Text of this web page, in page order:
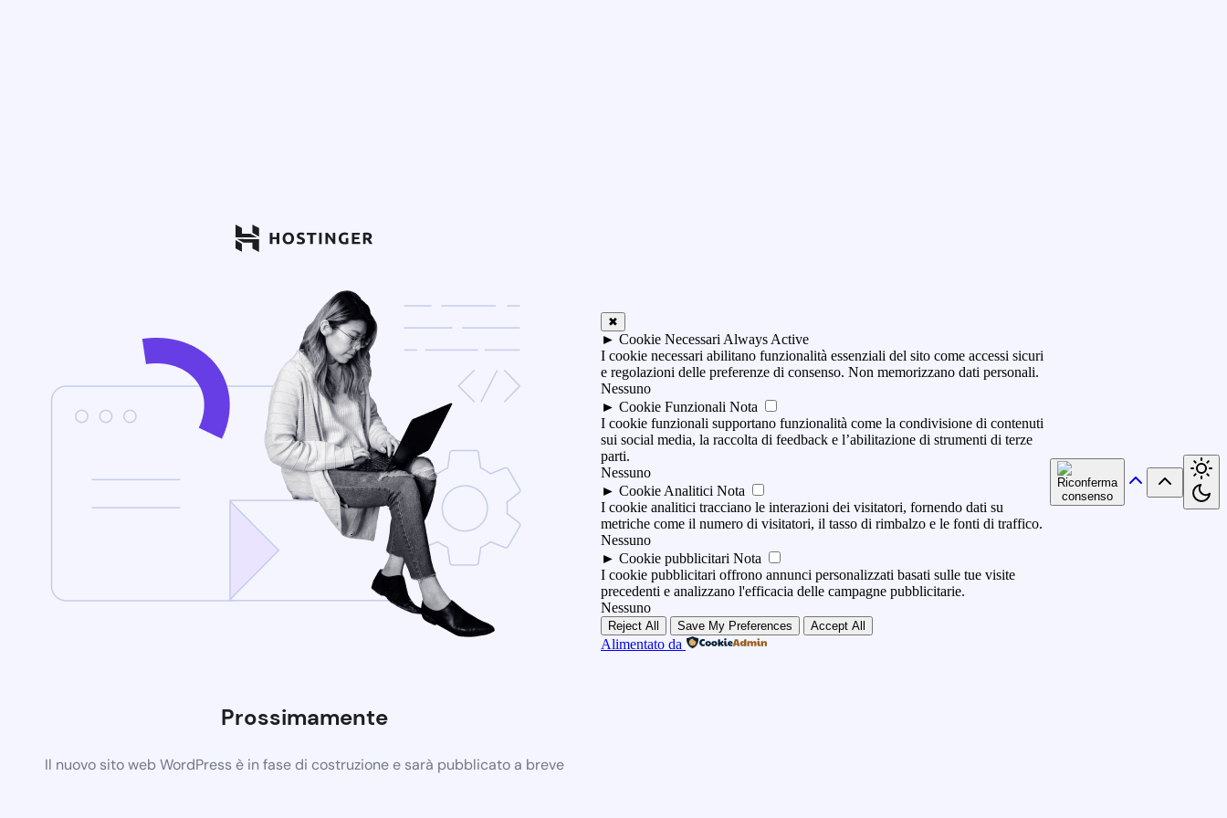
Prossimamente
Il nuovo sito web WordPress è in fase di costruzione e sarà pubblicato a breve
✖
► Cookie Necessari Always Active
I cookie necessari abilitano funzionalità essenziali del sito come accessi sicuri
e regolazioni delle preferenze di consenso. Non memorizzano dati personali.
Nessuno
► Cookie Funzionali Nota
I cookie funzionali supportano funzionalità come la condivisione di contenuti
sui social media, la raccolta di feedback e l’abilitazione di strumenti di terze
parti.
Nessuno
► Cookie Analitici Nota
I cookie analitici tracciano le interazioni dei visitatori, fornendo dati su
metriche come il numero di visitatori, il tasso di rimbalzo e le fonti di traffico.
Nessuno
► Cookie pubblicitari Nota
I cookie pubblicitari offrono annunci personalizzati basati sulle tue visite
precedenti e analizzano l'efficacia delle campagne pubblicitarie.
Nessuno
Reject All Save My Preferences Accept All
Alimentato da